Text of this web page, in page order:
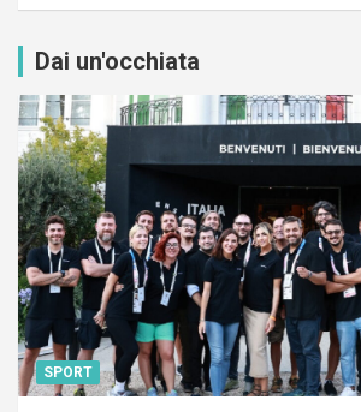
Dai un'occhiata
SPORT